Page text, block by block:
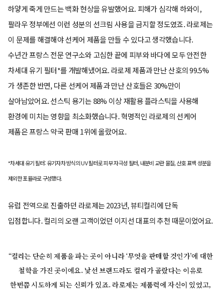
하얗게 죽게 만드는 백화 현상을 유발했어요. 피해가 심각해 하와이,
팔라우 정부에선 이런 성분의 선크림 사용을 금지할 정도였죠. 라로제는
이 문제를 해결해야 선케어 제품을 만들 수 있다고 생각했습니다.
수년간 프랑스 전문 연구소와 고심한 끝에 피부와 바다에 모두 안전한
차세대 유기 필터*를 개발해냈어요. 라로제 제품과 만난 산호의 99.5%
가 생존한 반면, 다른 선케어 제품과 만난 산호들은 30%만이
살아남았어요. 선스틱 용기는 88% 이상 재활용 플라스틱을 사용해
환경에 미치는 영향을 최소화했습니다. 혁명적인 라로제의 선케어
제품은 프랑스 약국 판매 1위에 올랐어요.
*차세대 유기 필터: 유기자차 방식의 UV 필터로 피부 자극성 필터, 내분비 교란 물질, 산호 표백 성분을
제외한 포뮬라로 구성했다.
유럽 전역으로 진출하던 라로제는 2023년, 뷰티컬리에 단독
입점합니다. 컬리의 오랜 고객이었던 이지선 대표의 추천 때문이었어요.
“컬리는 단순히 제품을 파는 곳이 아니라 ‘무엇을 판매할 것인가’에 대한
철학을 가진 곳이에요. 낯선 브랜드라도 컬리가 골랐다는 이유로
한번쯤 시도하게 되는 신뢰가 있죠. 라로제는 제품력에 자신이 있었고,